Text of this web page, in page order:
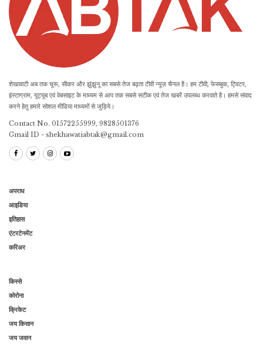
शेखावाटी अब तक चूरू, सीकर और झुंझुनू का सबसे तेज बढ़ता टीवी न्यूज़ चैनल है। हम टीवी, फेसबुक, ट्विटर,
इंस्टाग्राम, यूट्यूब एवं वेबसाइट के माध्यम से आप तक सबसे सटीक एवं तेज खबरें उपलब्ध करवाते है। हमसे संवाद
करने हेतु हमारे सोशल मीडिया माध्यमों से जुड़िये।
Contact No. 01572255999, 9828501376
Gmail ID - shekhawatiabtak@gmail.com
अपराध
आइडिया
इतिहास
एंटरटेनमेंट
करिअर
किस्से
कोरोना
क्रिकेट
जय किसान
जय जवान